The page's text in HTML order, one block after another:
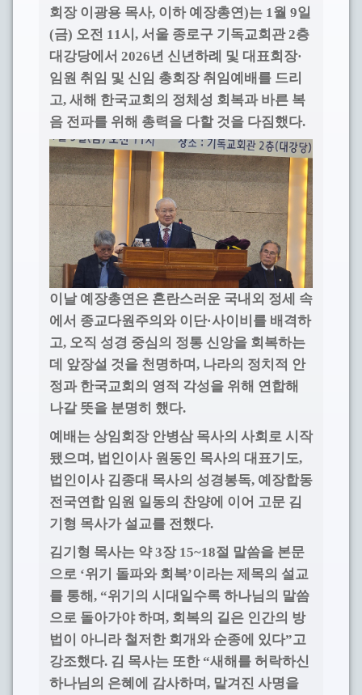
회장 이광용 목사, 이하 예장총연)는 1월 9일
(금) 오전 11시 , 서울 종로구 기독교회관2층
대강당에서 2026년 신년하례 및 대표회장·
임원 취임 및 신임 총회장 취임예배를 드리
고, 새해 한국교회의 정체성 회복과 바른 복
음 전파를 위해 총력을 다할 것을 다짐했다.
이날 예장총연은 혼란스러운 국내외 정세 속
에서 종교다원주의와 이단·사이비를 배격하
고, 오직 성경 중심의 정통 신앙을 회복하는
데 앞장설 것을 천명하며 , 나라의 정치적 안
정과 한국교회의 영적 각성을 위해 연합해
나갈 뜻을 분명히 했다.
예배는 상임회장 안병삼 목사의 사회로 시작
됐으며, 법인이사 원동인 목사의 대표기도,
법인이사 김종대 목사의 성경봉독, 예장합동
전국연합 임원 일동의 찬양에 이어 고문 김
기형 목사가 설교를 전했다.
김기형 목사는 약3장 15~18절 말씀을 본문
으로 ‘위기 돌파와 회복’이라는 제목의 설교
를 통해, “위기의 시대일수록 하나님의 말씀
으로 돌아가야 하며, 회복의 길은 인간의 방
법이 아니라 철저한 회개와 순종에 있다”고
강조했다. 김 목사는 또한 “새해를 허락하신
하나님의 은혜에 감사하며, 맡겨진 사명을